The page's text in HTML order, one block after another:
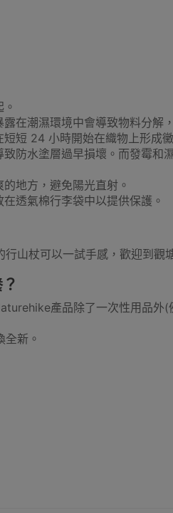
飾 晾衣架 射燈
箱
在潮濕環境中會導致物料分解
短 24 小時開始在織物上形成黴
防水塗層過早損壞。而發霉和
地方，避免陽光直射。
透氣棉行李袋中以提供保護。
山杖可以一試手感，歡迎到觀
產品除了一次性用品外(
新。